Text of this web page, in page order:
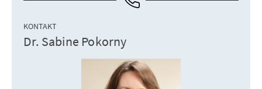
KONTAKT
Dr. Sabine Pokorny